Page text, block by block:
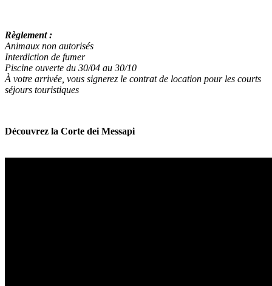
Règlement :
Animaux non autorisés
Interdiction de fumer
Piscine ouverte du 30/04 au 30/10
À votre arrivée, vous signerez le contrat de location pour les courts
séjours touristiques
Découvrez la Corte dei Messapi